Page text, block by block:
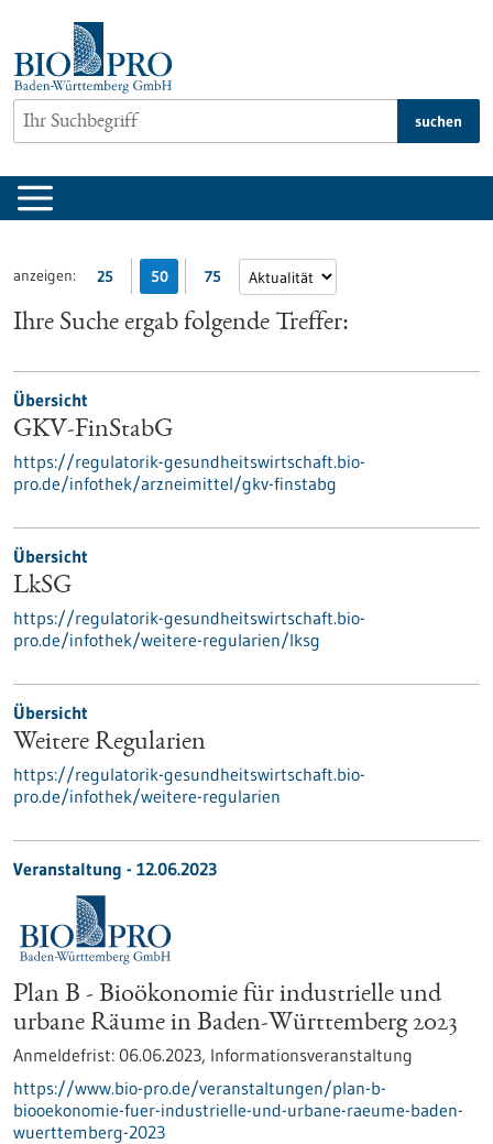
springen
suchen
anzeigen: 25 50 75
Ihre Suche ergab folgende Treffer:
Übersicht
GKV-FinStabG
https://regulatorik-gesundheitswirtschaft.bio-
pro.de/infothek/arzneimittel/gkv-finstabg
Übersicht
LkSG
https://regulatorik-gesundheitswirtschaft.bio-
pro.de/infothek/weitere-regularien/lksg
Übersicht
Weitere Regularien
https://regulatorik-gesundheitswirtschaft.bio-
pro.de/infothek/weitere-regularien
Veranstaltung - 12.06.2023
Plan B - Bioökonomie für industrielle und
urbane Räume in Baden-Württemberg 2023
Anmeldefrist: 06.06.2023, Informationsveranstaltung
https://www.bio-pro.de/veranstaltungen/plan-b-
biooekonomie-fuer-industrielle-und-urbane-raeume-baden-
wuerttemberg-2023